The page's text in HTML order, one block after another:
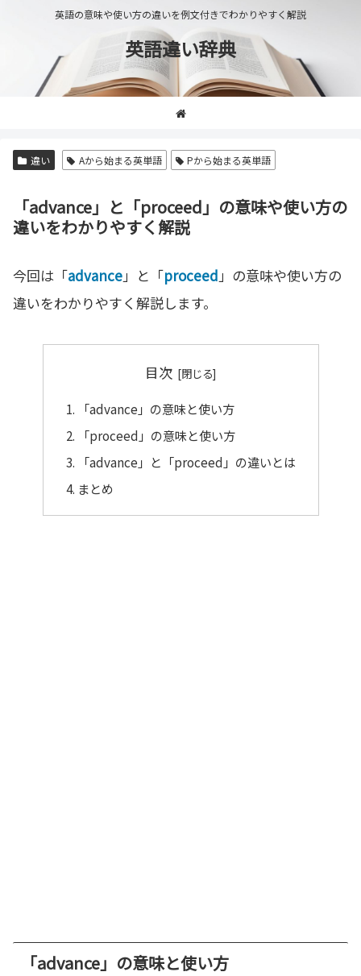
英語の意味や使い方の違いを例文付きでわかりやすく解説
英語違い辞典
違い Aから始まる英単語 Pから始まる英単語
「advance」と「proceed」の意味や使い方の
違いをわかりやすく解説
今回は「advance」と「proceed」の意味や使い方の
違いをわかりやすく解説します。
目次
「advance」の意味と使い方
「proceed」の意味と使い方
「advance」と「proceed」の違いとは
まとめ
「advance」の意味と使い方